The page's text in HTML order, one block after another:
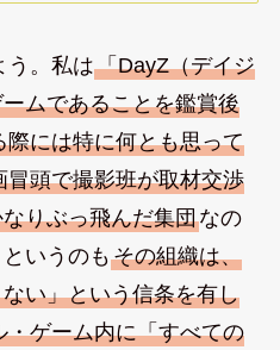
う。私は「DayZ（デイジ
ムであることを鑑賞後
際には特に何とも思って
冒頭で撮影班が取材交渉
りぶっ飛んだ集団なの
いうのもその組織は、
い」という信条を有し
・ゲーム内に「すべての